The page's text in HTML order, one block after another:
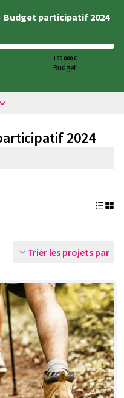
Budget participatif 2024
100 000 €
Budget
2024
Trier les projets par